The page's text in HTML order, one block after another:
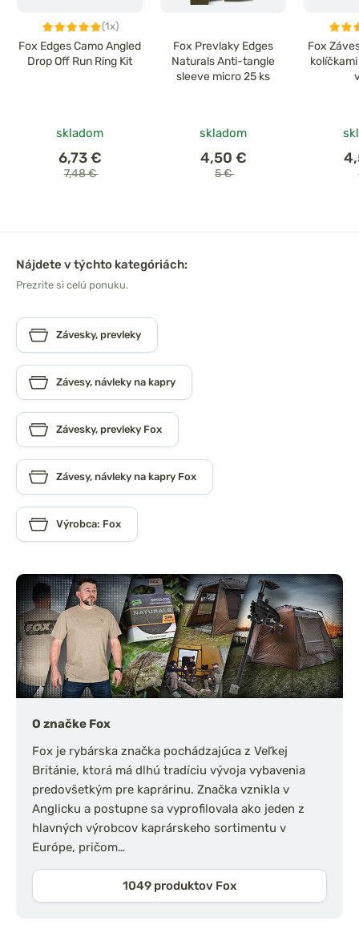
(1x)
Fox Edges Camo Angled
Drop Off Run Ring Kit
skladom
6,73 €
7,48 €
Fox Prevlaky Edges
Naturals Anti-tangle
sleeve micro 25 ks
skladom
4,50 €
5 €
Fox
Nájdete v týchto kategóriách:
Prezrite si celú ponuku.
Závesky, prevleky
Závesy, návleky na kapry
Závesky, prevleky Fox
Závesy, návleky na kapry Fox
Výrobca: Fox
O značke Fox
Fox je rybárska značka pochádzajúca z Veľkej
Británie, ktorá má dlhú tradíciu vývoja vybavenia
predovšetkým pre kaprárinu. Značka vznikla v
Anglicku a postupne sa vyprofilovala ako jeden z
hlavných výrobcov kaprárskeho sortimentu v
Európe, pričom…
1049 produktov Fox